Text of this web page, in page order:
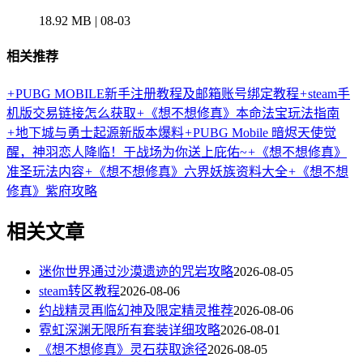
18.92 MB | 08-03
相关推荐
+PUBG MOBILE新手注册教程及邮箱账号绑定教程+steam手
机版交易链接怎么获取+ 《想不想修真》本命法宝玩法指南
+地下城与勇士起源新版本爆料+PUBG Mobile 暗烬天使觉
醒，神羽恋人降临！于战场为你送上庇佑~+ 《想不想修真》
准圣玩法内容+ 《想不想修真》六界妖族资料大全+ 《想不想
修真》紫府攻略
相关文章
迷你世界通过沙漠遗迹的咒岩攻略2026-08-05
steam转区教程2026-08-06
约战精灵再临幻神及限定精灵推荐2026-08-06
霓虹深渊无限所有套装详细攻略2026-08-01
《想不想修真》灵石获取途径2026-08-05